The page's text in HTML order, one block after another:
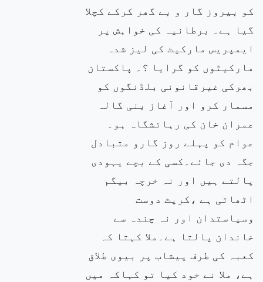
کو بیروز گار و بے گھر کرکے کچلا
گیا ہے۔ برطانیہ کی خواہش پر
ایمپریس مارکیٹ کی لیز شدہ
مارکیٹوں کو گرایا ؟۔ پاکستان
بھرکی غیرقانونی بلڈنگوں کو
مسمار کرو اور آغاز بنی گالہ
عمران خان کی رہائشگاہ ہو۔
عوام کو پہلے روز گارو متبادل
جگہ دی جائے۔کسی کے بچے یہودی
پالتے ہیں اور نہ خرچہ بیگم
اٹھاتی ہے ،کرپٹ دوست
وسیاستدان اور نہ چندہ سے
خاندان پالتا ہے۔ملا کہتا کہ
کعبہ کی طرف پیشاب پر بیوی طلاق
ہے، ملا نے خود کیا تو کہاکہ میں